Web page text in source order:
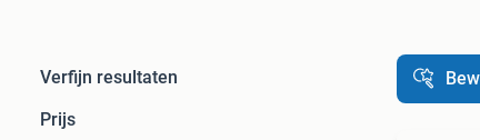
Verfijn resultaten
Prijs